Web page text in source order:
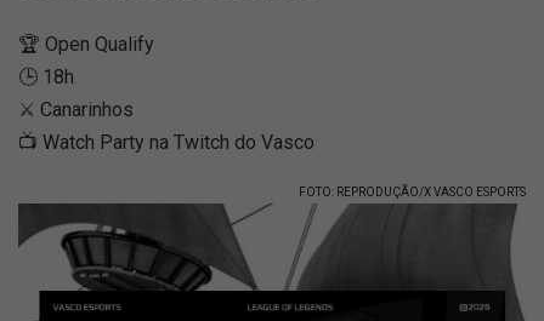
🏆 Open Qualify
🕒 18h
⚔️ Canarinhos
📺 Watch Party na Twitch do Vasco
FOTO: REPRODUÇÃO/X VASCO ESPORTS